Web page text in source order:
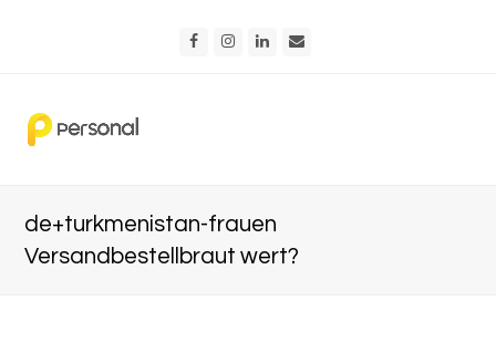
FacebookInstagram
LinkedIn
de+turkmenistan-frauen
Versandbestellbraut wert?